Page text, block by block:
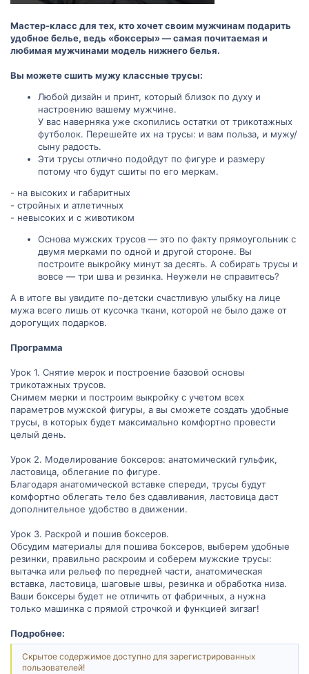
Мастер-класс для тех, кто хочет своим мужчинам подарить
удобное белье, ведь «боксеры» — самая почитаемая и
любимая мужчинами модель нижнего белья.
Вы можете сшить мужу классные трусы:
Любой дизайн и принт, который близок по духу и
настроению вашему мужчине.
У вас наверняка уже скопились остатки от трикотажных
футболок. Перешейте их на трусы: и вам польза, и мужу/
сыну радость.
Эти трусы отлично подойдут по фигуре и размеру
потому что будут сшиты по его меркам.
- на высоких и габаритных
- стройных и атлетичных
- невысоких и с животиком
Основа мужских трусов — это по факту прямоугольник с
двумя мерками по одной и другой стороне. Вы
построите выкройку минут за десять. А собирать трусы и
вовсе — три шва и резинка. Неужели не справитесь?
А в итоге вы увидите по-детски счастливую улыбку на лице
мужа всего лишь от кусочка ткани, которой не было даже от
дорогущих подарков.
Программа
Урок 1. Снятие мерок и построение базовой основы
трикотажных трусов.
Снимем мерки и построим выкройку с учетом всех
параметров мужской фигуры, а вы сможете создать удобные
трусы, в которых будет максимально комфортно провести
целый день.
Урок 2. Моделирование боксеров: анатомический гульфик,
ластовица, облегание по фигуре.
Благодаря анатомической вставке спереди, трусы будут
комфортно облегать тело без сдавливания, ластовица даст
дополнительное удобство в движении.
Урок 3. Раскрой и пошив боксеров.
Обсудим материалы для пошива боксеров, выберем удобные
резинки, правильно раскроим и соберем мужские трусы:
вытачка или рельеф по передней части, анатомическая
вставка, ластовица, шаговые швы, резинка и обработка низа.
Ваши боксеры будет не отличить от фабричных, а нужна
только машинка с прямой строчкой и функцией зигзаг!
Подробнее:
Скрытое содержимое доступно для зарегистрированных
пользователей!